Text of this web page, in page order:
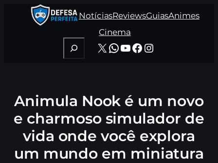
NotíciasReviewsGuiasAnimes
Cinema
Pesquisar
X WhatsApp
Youtube
Facebook
Instagram
Animula Nook é um novo
e charmoso simulador de
vida onde você explora
um mundo em miniatura